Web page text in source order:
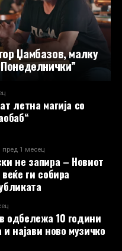
Џамбазов, малку
летна магија со
пред 1 месец
не запира – Новиот
ги собира
одбележа 10 години
најави ново музичко